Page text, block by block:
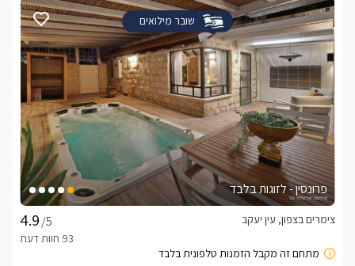
שובר מילואים
פרונסין - לזוגות בלבד
/5
צימרים בצפון, עין יעקב